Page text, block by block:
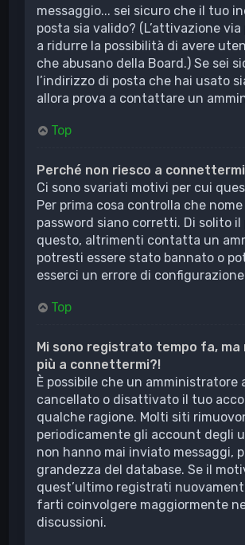
messaggio... sei sicuro che il tuo
posta sia valido? (L’attivazione
a ridurre la possibilità di avere
che abusano della Board.) Se sei
l’indirizzo di posta che hai usato
allora prova a contattare un
Top
Perché non riesco a
Ci sono svariati motivi per cui
Per prima cosa controlla che
password siano corretti. Di solito il
questo, altrimenti contatta un
potresti essere stato bannato o
esserci un errore di
Top
Mi sono registrato tempo fa, ma
più a connettermi?!
È possibile che un amministratore
cancellato o disattivato il tuo
qualche ragione. Molti siti
periodicamente gli account degli
non hanno mai inviato messaggi,
grandezza del database. Se il
quest’ultimo registrati
farti coinvolgere maggiormente
discussioni.